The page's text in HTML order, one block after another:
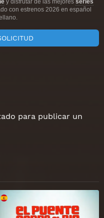
con estrenos 2026 en español
para publicar un